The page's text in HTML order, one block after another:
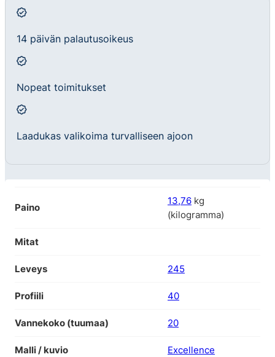
14 päivän palautusoikeus
Nopeat toimitukset
Laadukas valikoima turvalliseen ajoon
Paino
13,76 kg
(kilogramma)
Mitat
Leveys 245
Profiili 40
Vannekoko (tuumaa) 20
Malli / kuvio Excellence